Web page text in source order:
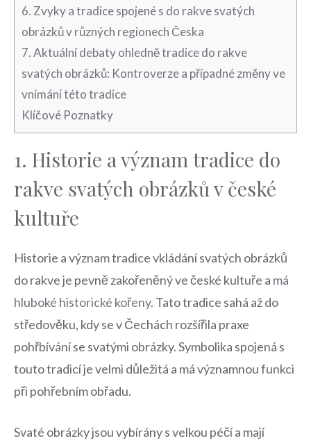
6. Zvyky⁤ a tradice spojené s ⁢do rakve svatých
obrázků ​v ​různých regionech Česka
7. ⁢Aktuální debaty‌ ohledně‌ tradice do rakve
svatých obrázků: Kontroverze a případné změny ve
vnímání této tradice
Klíčové ‍Poznatky
1. Historie a význam‌ tradice do
rakve svatých obrázků v české
kultuře
Historie a význam tradice ‌vkládání svatých obrázků
do rakve je pevně​ zakořeněný ‌ve české kultuře⁢ a má
hluboké historické kořeny. Tato ⁣tradice sahá až do
středověku, kdy se⁢ v Čechách rozšířila praxe
⁢pohřbívání se ⁤svatými obrázky. Symbolika spojená s
touto ​tradicí je velmi důležitá a má významnou funkci
při pohřebním obřadu.
Svaté obrázky jsou vybírány s velkou ⁤péčí a mají